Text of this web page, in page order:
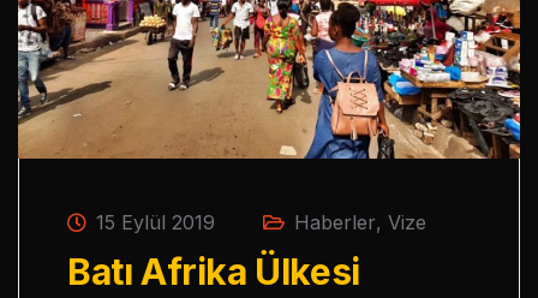
15 Eylül 2019 Haberler, Vize
Batı Afrika Ülkesi